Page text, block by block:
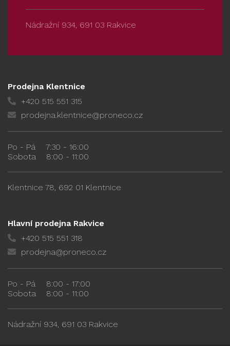
Nádražní 934, 691 03 Rakvice
Prodejna Klentnice
+420 515 551 315
prodejna.klentnice@proneco.cz
Po - Pá
7:30 - 16:00
Sobota
8:00 - 11:00
Klentnice 78, 692 01 Klentnice
Hlavní prodejna Rakvice
+420 515 551 318
prodejna@proneco.cz
Po - Pá
8:00 - 17:00
Sobota
8:00 - 11:00
Nádražní 934, 691 03 Rakvice